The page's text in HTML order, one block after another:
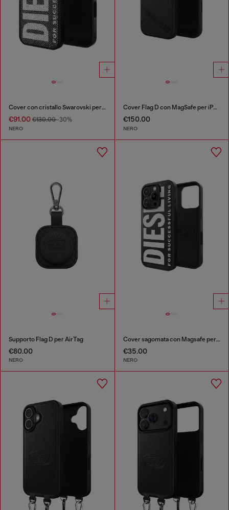
Cover con cristallo Swarovski per iP 16
€91.00 €130.00-30%
NERO
Cover Flag D con MagSafe per iPhone 17
€150.00
NERO
Supporto Flag D per AirTag
€80.00
NERO
Cover sagomata con Magsafe per iP 16 Pro
€35.00
NERO